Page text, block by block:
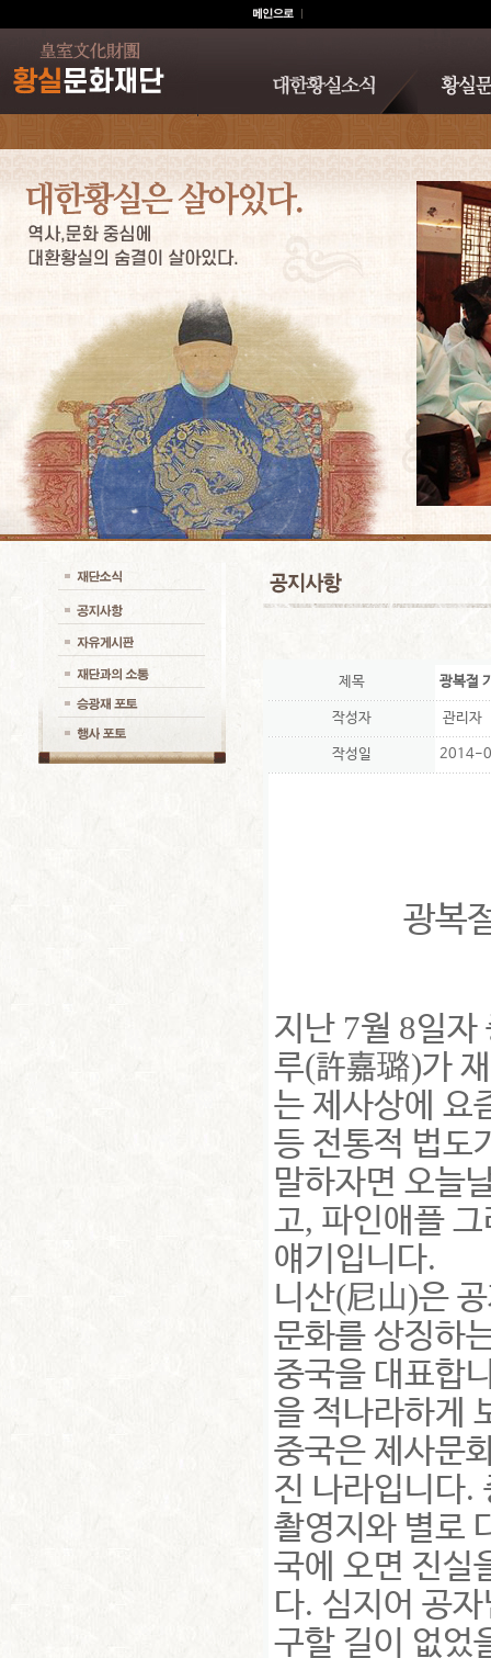
제목 광복절
작성자 관리자
작성일 2014-
광복
지난 7월 8일자
루(許嘉璐)가
는 제사상에 요
등 전통적 법도
말하자면 오늘
고, 파인애플
얘기입니다.
니산(尼山)은
문화를 상징하
중국을 대표합
을 적나라하게
중국은 제사문
진 나라입니다.
촬영지와 별로
국에 오면 진실
다. 심지어 공
구할 길이 없었